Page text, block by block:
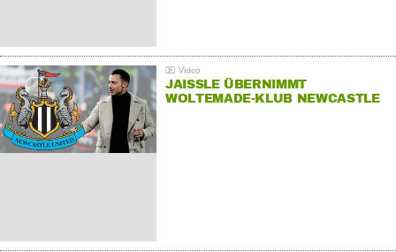
JAISSLE ÜBERNIMMT
WOLTEMADE-KLUB NEWCASTLE